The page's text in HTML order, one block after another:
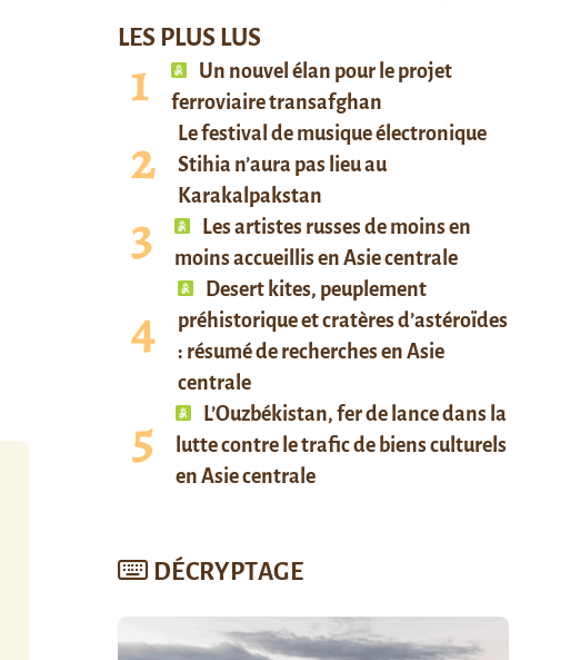
LES PLUS LUS
Un nouvel élan pour le projet
ferroviaire transafghan
Le festival de musique électronique
Stihia n’aura pas lieu au
Karakalpakstan
Les artistes russes de moins en
moins accueillis en Asie centrale
Desert kites, peuplement
préhistorique et cratères d’astéroïdes
: résumé de recherches en Asie
centrale
L’Ouzbékistan, fer de lance dans la
lutte contre le trafic de biens culturels
en Asie centrale
DÉCRYPTAGE